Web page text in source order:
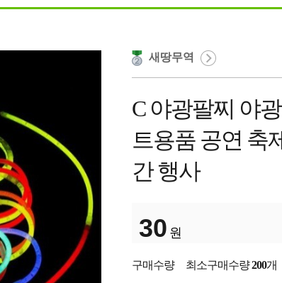
새땅무역
C 야광팔찌 야
트용품 공연 축
간 행사
30 원
구매수량 최소구매수량200개